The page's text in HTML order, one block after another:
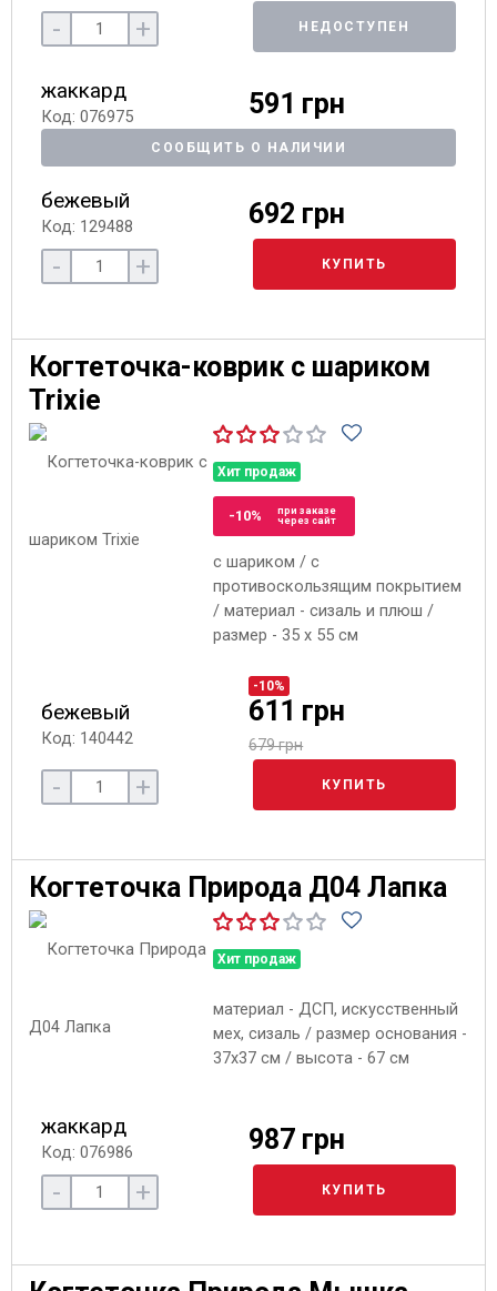
- + НЕДОСТУПЕН
жаккард
Код: 076975 591 грн
СООБЩИТЬ О НАЛИЧИИ
бежевый
Код: 129488 692 грн
- + КУПИТЬ
Когтеточка-коврик с шариком
Trixie
Хит продаж
-10%
при заказе
через сайт
с шариком / с
противоскользящим покрытием
/ материал - сизаль и плюш /
размер - 35 x 55 см
бежевый
Код: 140442
-10%
611 грн
679 грн
- + КУПИТЬ
Когтеточка Природа Д04 Лапка
Хит продаж
материал - ДСП, искусственный
мех, сизаль / размер основания -
37х37 см / высота - 67 см
жаккард
Код: 076986 987 грн
- + КУПИТЬ